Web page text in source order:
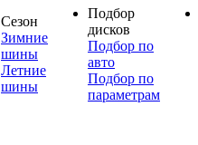
Сезон
Зимние
шины
Летние
шины
Подбор
дисков
Подбор по
авто
Подбор по
параметрам